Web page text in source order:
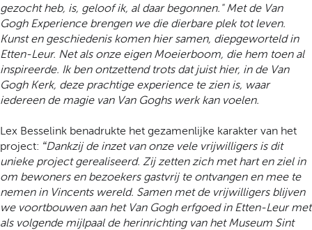
gezocht heb, is, geloof ik, al daar begonnen." Met de Van
Gogh Experience brengen we die dierbare plek tot leven.
Kunst en geschiedenis komen hier samen, diepgeworteld in
Etten-Leur. Net als onze eigen Moeierboom, die hem toen al
inspireerde. Ik ben ontzettend trots dat juist hier, in de Van
Gogh Kerk, deze prachtige experience te zien is, waar
iedereen de magie van Van Goghs werk kan voelen.
Lex Besselink benadrukte het gezamenlijke karakter van het
project: “Dankzij de inzet van onze vele vrijwilligers is dit
unieke project gerealiseerd. Zij zetten zich met hart en ziel in
om bewoners en bezoekers gastvrij te ontvangen en mee te
nemen in Vincents wereld. Samen met de vrijwilligers blijven
we voortbouwen aan het Van Gogh erfgoed in Etten-Leur met
als volgende mijlpaal de herinrichting van het Museum Sint